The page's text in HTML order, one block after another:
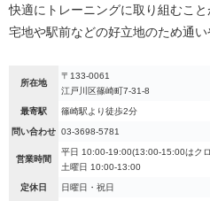
快適にトレーニングに取り組むこ
宅地や駅前などの好立地のため通い
所在地
〒133-0061
江戸川区篠崎町7-31-8
最寄駅 篠崎駅より徒歩2分
問い合わせ 03-3698-5781
営業時間
平日 10:00-19:00(13:00-15:00はク
土曜日 10:00-13:00
定休日 日曜日・祝日